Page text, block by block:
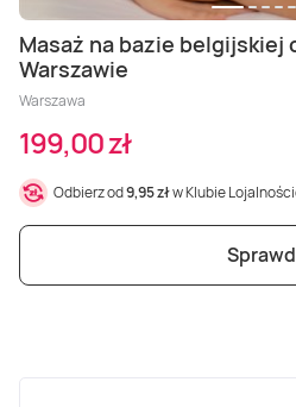
Masaż na bazie belgijskiej
Warszawie
Warszawa
199,00 zł
Odbierz od9,95 złw Klubie